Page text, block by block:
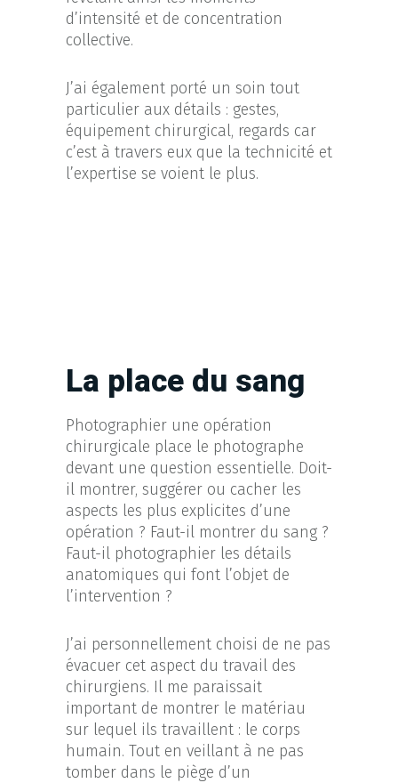
d’intensité et de concentration
collective.
J’ai également porté un soin tout
particulier aux détails : gestes,
équipement chirurgical, regards car
c’est à travers eux que la technicité et
l’expertise se voient le plus.
La place du sang
Photographier une opération
chirurgicale place le photographe
devant une question essentielle. Doit-
il montrer, suggérer ou cacher les
aspects les plus explicites d’une
opération ? Faut-il montrer du sang ?
Faut-il photographier les détails
anatomiques qui font l’objet de
l’intervention ?
J’ai personnellement choisi de ne pas
évacuer cet aspect du travail des
chirurgiens. Il me paraissait
important de montrer le matériau
sur lequel ils travaillent : le corps
humain. Tout en veillant à ne pas
tomber dans le piège d’un